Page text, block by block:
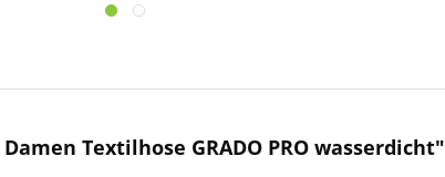
Textilhose GRADO PRO wasserdicht"